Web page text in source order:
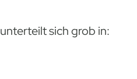
unterteilt sich grob in: